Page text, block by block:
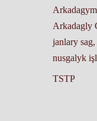
Arkadagly
janlary
nusgalyk
TSTP